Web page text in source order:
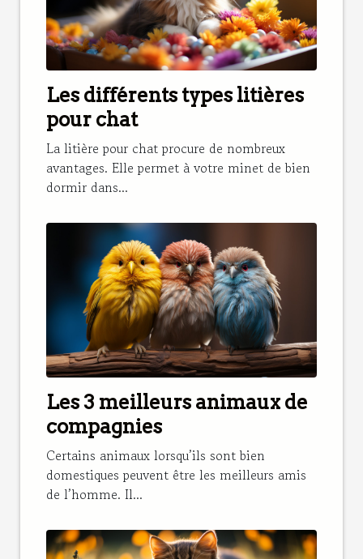
Les différents types litières
pour chat
La litière pour chat procure de nombreux
avantages. Elle permet à votre minet de bien
dormir dans...
Les 3 meilleurs animaux de
compagnies
Certains animaux lorsqu’ils sont bien
domestiques peuvent être les meilleurs amis
de l’homme. Il...